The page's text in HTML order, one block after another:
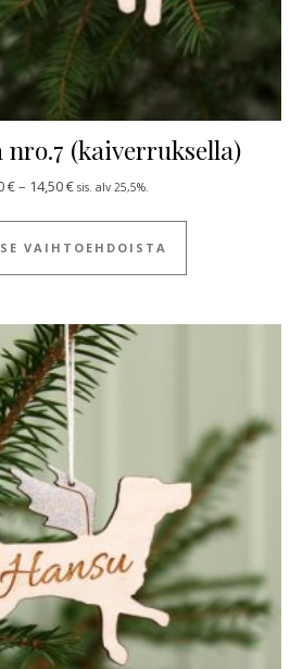
(kaiverruksella)
€– 14,50€Hintaluokka: 12,50 € - 14,50 €
sis. alv 25,5%.
VAIHTOEHDOISTA
Tällä tuotteella